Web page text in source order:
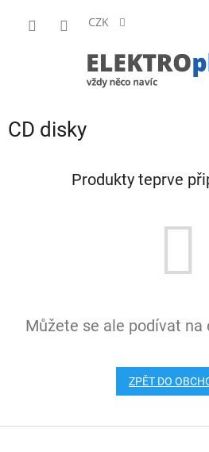
CZK
CD disky
Produkty teprve
Můžete se ale podívat
ZPĚT DO